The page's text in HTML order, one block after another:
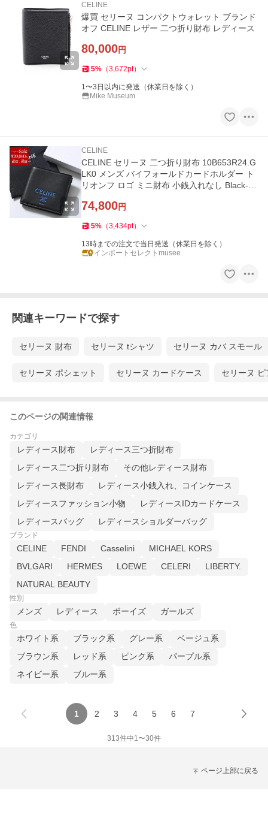
CELINE
爆買 セリーヌ コンパクトウォレット ブランド
オフ CELINE レザー 二つ折り財布 レディース
80,000円
5% （3,672pt）
1〜3日以内に発送（休業日を除く）
Mike Museum
CELINE
CELINE セリーヌ 二つ折り財布 10B653R24.G
LK0 メンズ バイフォールドカードホルダー ト
リオンフ ロゴ ミニ財布 小銭入れなし Black-Ult
74,800円
5% （3,434pt）
13時までの注文で当日発送（休業日を除く）
インポートセレクトmusee
関連キーワードで探す
セリーヌ 財布 セリーヌ tシャツ セリーヌ カバ スモール
セリーヌ ポシェット セリーヌ カードケース セリーヌ ピ
このページの関連情報
カテゴリ
レディース財布
レディース三つ折財布
レディース二つ折り財布
その他レディース財布
レディース長財布
レディース小銭入れ、コインケース
レディースファッション小物
レディースIDカードケース
レディースバッグ
レディースショルダーバッグ
ブランド
CELINE FENDI Casselini
MICHAEL KORS
BVLGARI
HERMES LOEWE CELERI
LIBERTY.
NATURAL BEAUTY
性別
メンズ レディース ボーイズ ガールズ
色
ホワイト系 ブラック系 グレー系
ベージュ系
ブラウン系
レッド系 ピンク系
パープル系
ネイビー系
ブルー系
1 2 3 4 5 6 7
313件中1〜30件
ページ上部に戻る